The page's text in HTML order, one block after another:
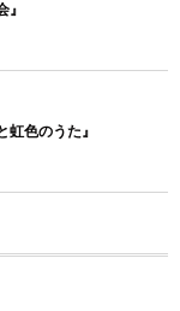
虹色のうた』